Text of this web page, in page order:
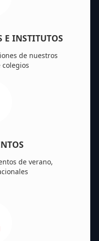
E INSTITUTOS
de nuestros
colegios
de verano,